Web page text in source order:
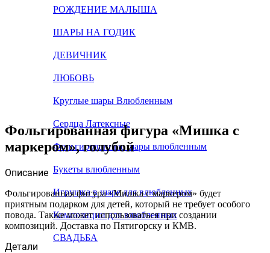
РОЖДЕНИЕ МАЛЫША
ШАРЫ НА ГОДИК
ДЕВИЧНИК
ЛЮБОВЬ
Круглые шары Влюбленным
Сердца Латексные
Фольгированные шары влюбленным
Букеты влюбленным
Игрушка в шаре для влюбленных
Композиции для влюбленных
СВАДЬБА
Фольгированная фигура «Мишка с
маркером», голубой
Описание
Фольгированная фигура «Мишка с маркером» будет
приятным подарком для детей, который не требует особого
повода. Также может использоваться при создании
композиций. Доставка по Пятигорску и КМВ.
Детали